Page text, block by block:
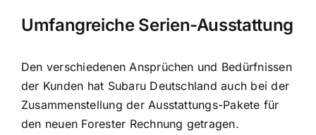
Umfangreiche Serien-Ausstattung
Den verschiedenen Ansprüchen und Bedürfnissen
der Kunden hat Subaru Deutschland auch bei der
Zusammenstellung der Ausstattungs-Pakete für
den neuen Forester Rechnung getragen.